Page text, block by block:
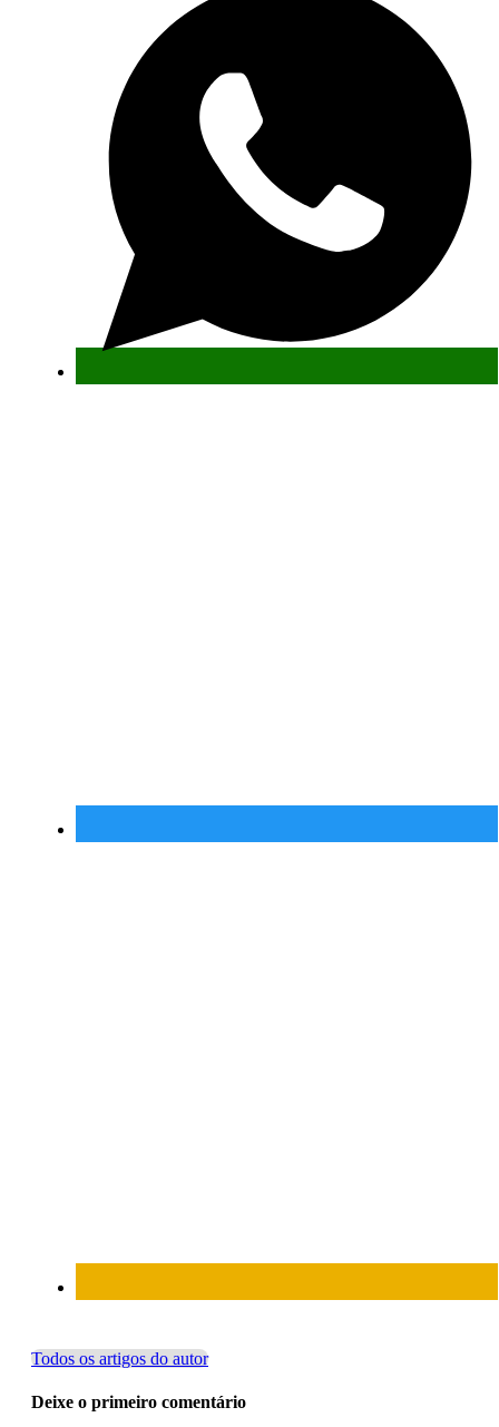
Todos os artigos do autor
Deixe o primeiro comentário